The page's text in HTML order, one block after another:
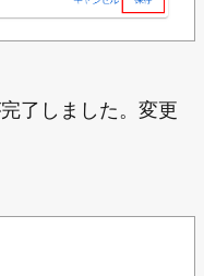
了しました。変更